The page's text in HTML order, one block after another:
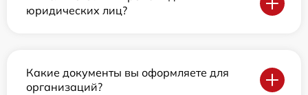
юридических лиц?
Какие документы вы оформляете для
организаций?